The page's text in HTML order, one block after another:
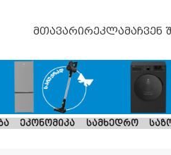
მთავარირეკლამაჩვენ
ეკონომიკა სამხედრო